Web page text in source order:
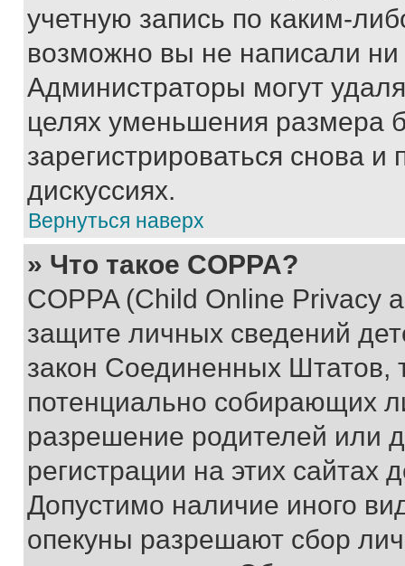
учетную запись по каким-
возможно вы не написали
Администраторы могут
целях уменьшения размера
зарегистрироваться снова и
дискуссиях.
Вернуться наверх
» Что такое COPPA?
COPPA (Child Online Privacy
защите личных сведений
закон Соединенных Штатов,
потенциально собирающих
разрешение родителей или
регистрации на этих сайтах
Допустимо наличие иного
опекуны разрешают сбор